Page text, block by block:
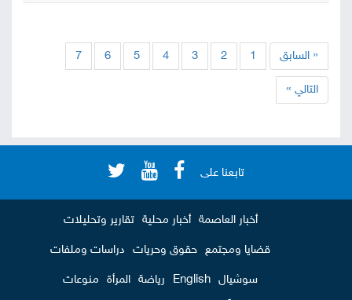
« السابق 1
2
3
4
5
6
7
التالي »
تابعنا على
أخبار العاصمة أخبار محلية تقارير وتحليلات
قضايا ومجتمع حقوق وحريات دراسات وملفات
سوشيال English رياضة المرأة منوعات